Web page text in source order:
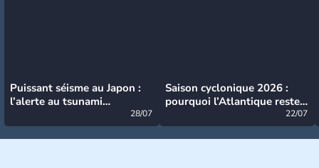
Puissant séisme au Japon :
l’alerte au tsunami
28/07
Saison cyclonique 2026 :
pourquoi l’Atlantique reste
22/07